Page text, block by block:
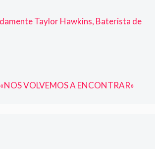
Taylor Hawkins, Baterista de
VOLVEMOS A ENCONTRAR»